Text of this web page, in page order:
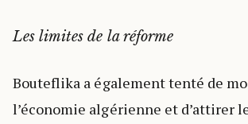
Les limites de la réforme
Bouteflika a également tenté de
l’économie algérienne et d’attirer